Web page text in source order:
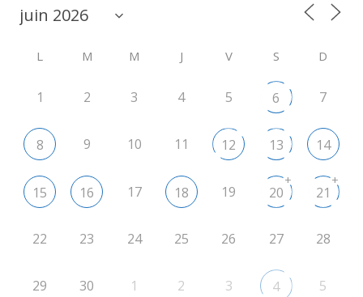
L M M J V S D
1 2 3 4 5 6 7
8 9 10 11 12 13 14
15 16 17 18 19 20
+
21
+
22 23 24 25 26 27 28
29 30 1 2 3 4 5